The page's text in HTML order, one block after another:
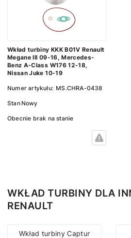
Wkład turbiny KKK B01V Renault
Megane III 09-16, Mercedes-
Benz A-Class W176 12-18,
Nissan Juke 10-19
Numer artykułu: MS.CHRA-0438
Stan Nowy
Obecnie brak na stanie
WKŁAD TURBINY DLA
RENAULT
Wkład turbiny Captur